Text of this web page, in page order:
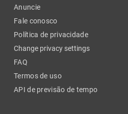
Anuncie
Fale conosco
Política de privacidade
Change privacy settings
FAQ
Termos de uso
API de previsão de tempo